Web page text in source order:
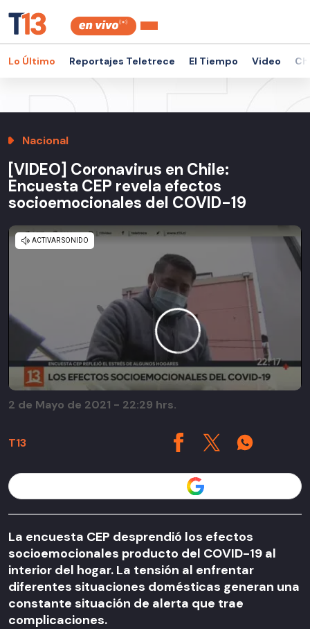
Lo Último Reportajes Teletrece El Tiempo Video
Nacional
[VIDEO] Coronavirus en Chile:
Encuesta CEP revela efectos
socioemocionales del COVID-19
T13
2 de Mayo de 2021 - 22:29 hrs.
La encuesta CEP desprendió los efectos
socioemocionales producto del COVID-19 al
interior del hogar. La tensión al enfrentar
diferentes situaciones domésticas generan una
constante situación de alerta que trae
complicaciones.